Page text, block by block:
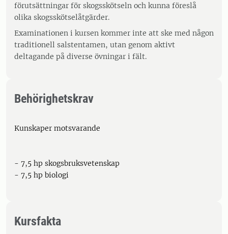
förutsättningar för skogsskötseln och kunna föreslå
olika skogsskötselåtgärder.
Examinationen i kursen kommer inte att ske med någon
traditionell salstentamen, utan genom aktivt
deltagande på diverse övningar i fält.
Behörighetskrav
Kunskaper motsvarande
- 7,5 hp skogsbruksvetenskap
- 7,5 hp biologi
Kursfakta